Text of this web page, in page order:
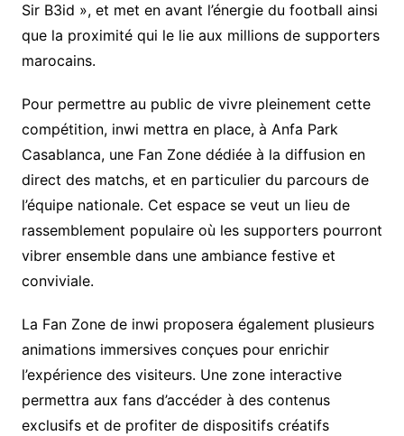
Sir B3id », et met en avant l’énergie du football ainsi
que la proximité qui le lie aux millions de supporters
marocains.
Pour permettre au public de vivre pleinement cette
compétition, inwi mettra en place, à Anfa Park
Casablanca, une Fan Zone dédiée à la diffusion en
direct des matchs, et en particulier du parcours de
l’équipe nationale. Cet espace se veut un lieu de
rassemblement populaire où les supporters pourront
vibrer ensemble dans une ambiance festive et
conviviale.
La Fan Zone de inwi proposera également plusieurs
animations immersives conçues pour enrichir
l’expérience des visiteurs. Une zone interactive
permettra aux fans d’accéder à des contenus
exclusifs et de profiter de dispositifs créatifs